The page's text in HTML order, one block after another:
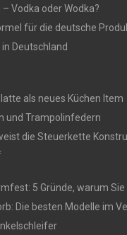
Vodka oder Wodka?
für die deutsche
Deutschland
als neues Küchen Item
und Trampolinfedern
die Steuerkette
5 Gründe, warum
Die besten Modelle im